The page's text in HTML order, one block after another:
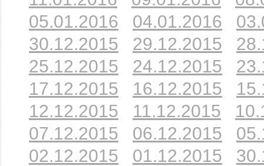
05.01.2016
04.01.2016
30.12.2015
29.12.2015
25.12.2015
24.12.2015
17.12.2015
16.12.2015
12.12.2015
11.12.2015
07.12.2015
06.12.2015
02.12.2015
01.12.2015